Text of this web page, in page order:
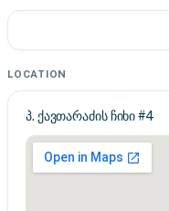
LOCATION
პ. ქავთარაძის ჩიხი #4